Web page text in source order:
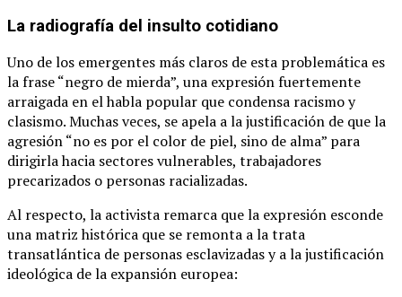
La radiografía del insulto cotidiano
Uno de los emergentes más claros de esta problemática es
la frase “negro de mierda”, una expresión fuertemente
arraigada en el habla popular que condensa racismo y
clasismo. Muchas veces, se apela a la justificación de que la
agresión “no es por el color de piel, sino de alma” para
dirigirla hacia sectores vulnerables, trabajadores
precarizados o personas racializadas.
Al respecto, la activista remarca que la expresión esconde
una matriz histórica que se remonta a la trata
transatlántica de personas esclavizadas y a la justificación
ideológica de la expansión europea: